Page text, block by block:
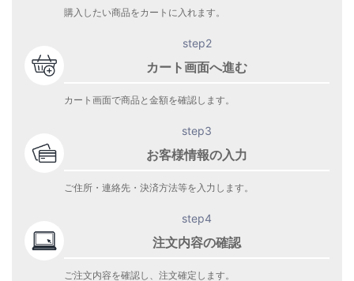
購入したい商品をカートに入れます。
step2
カート画面へ進む
カート画面で商品と金額を確認します。
step3
お客様情報の入力
ご住所・連絡先・決済方法等を入力します。
step4
注文内容の確認
ご注文内容を確認し、注文確定します。